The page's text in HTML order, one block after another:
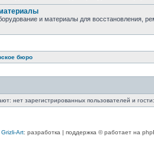
и материалы для восстановления,
бюро
нет зарегистрированных пользователей и
Grizli-Art: разработка | поддержка © работает на